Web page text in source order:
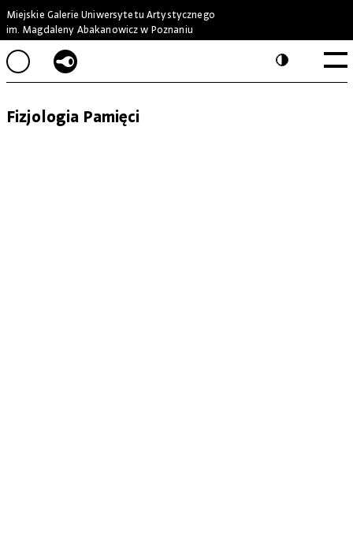
Miejskie Galerie Uniwersytetu Artystycznego
im. Magdaleny Abakanowicz w Poznaniu
Fizjologia Pamięci